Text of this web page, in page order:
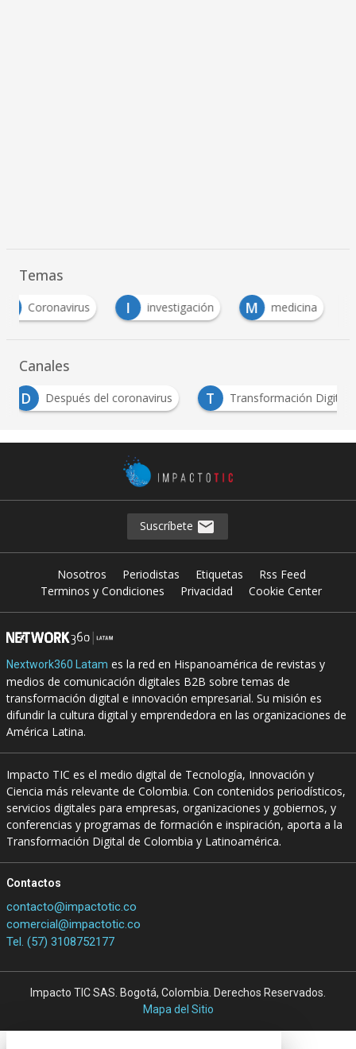
Temas
I
investigación M medicina S salud
Canales
Después del coronavirus Transformación Digital
Suscríbete
Nosotros Periodistas Etiquetas
Rss Feed
Terminos y Condiciones
Privacidad Cookie Center
Nextwork360 Latam es la red en Hispanoamérica de revistas y
medios de comunicación digitales B2B sobre temas de
transformación digital e innovación empresarial. Su misión es
difundir la cultura digital y emprendedora en las organizaciones de
América Latina.
Impacto TIC es el medio digital de Tecnología, Innovación y
Ciencia más relevante de Colombia. Con contenidos periodísticos,
servicios digitales para empresas, organizaciones y gobiernos, y
conferencias y programas de formación e inspiración, aporta a la
Transformación Digital de Colombia y Latinoamérica.
Contactos
contacto@impactotic.co
comercial@impactotic.co
Tel. (57) 3108752177
Impacto TIC SAS. Bogotá, Colombia. Derechos Reservados.
Mapa del Sitio